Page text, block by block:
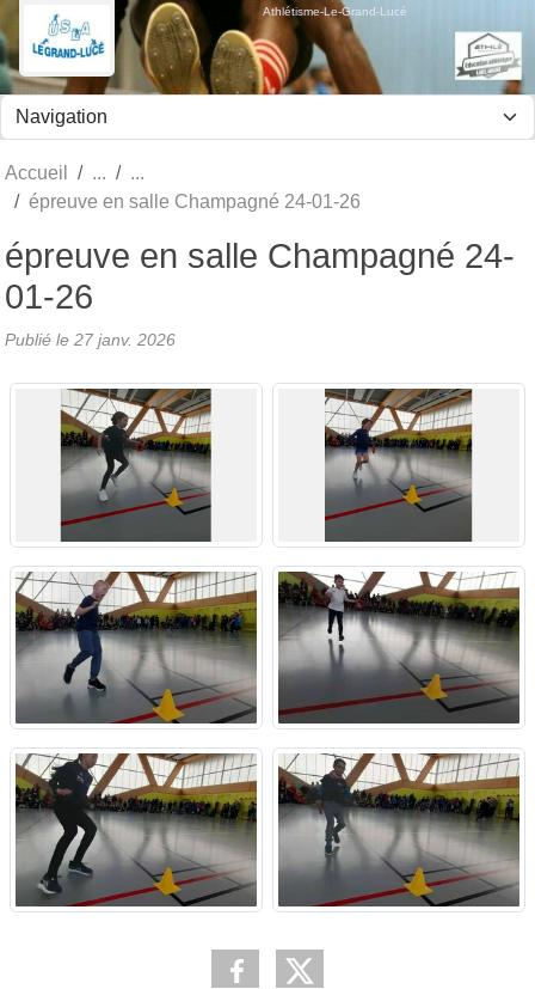
Athlétisme-Le-Grand-Lucé
Accueil
épreuve en salle Champagné 24-01-26
épreuve en salle Champagné 24-
01-26
Publié le 27 janv. 2026
Panneau de gestion des cookies